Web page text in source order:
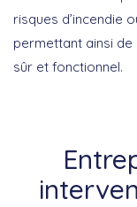
risques d’incendie
permettant ainsi
sûr et fonctionnel.